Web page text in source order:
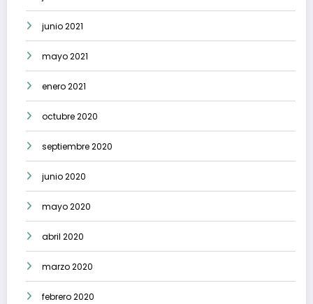
junio 2021
mayo 2021
enero 2021
octubre 2020
septiembre 2020
junio 2020
mayo 2020
abril 2020
marzo 2020
febrero 2020